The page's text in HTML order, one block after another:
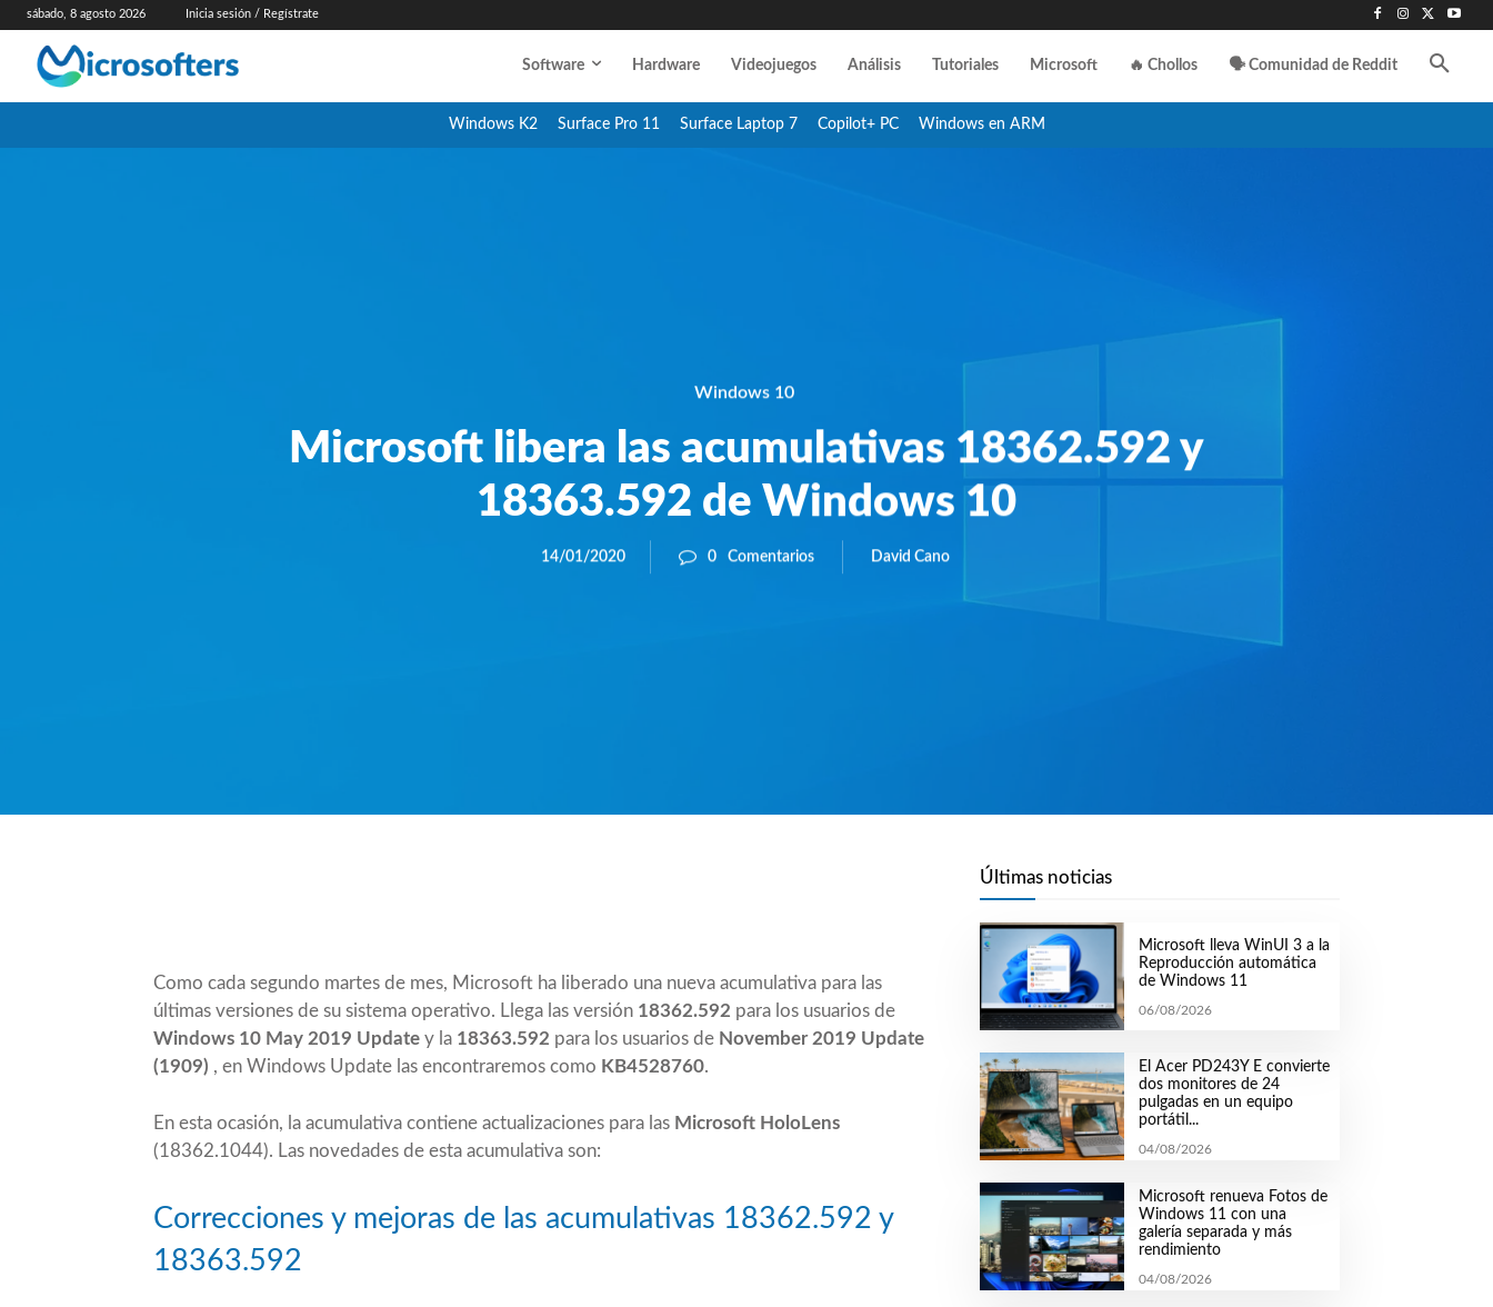
sábado, 8 agosto 2026 Inicia sesión / Regístrate
Software Hardware Videojuegos Análisis Tutoriales Microsoft 🔥 Chollos 🗣️ Comunidad de Reddit
Windows K2 Surface Pro 11 Surface Laptop 7 Copilot+ PC Windows en ARM
Windows 10
Microsoft libera las acumulativas 18362.592 y
18363.592 de Windows 10
14/01/2020 0 Comentarios David Cano
Como cada segundo martes de mes, Microsoft ha liberado una nueva acumulativa para las
últimas versiones de su sistema operativo. Llega las versión 18362.592 para los usuarios de
Windows 10 May 2019 Update y la 18363.592 para los usuarios de November 2019 Update
(1909) , en Windows Update las encontraremos como KB4528760.
En esta ocasión, la acumulativa contiene actualizaciones para las Microsoft HoloLens
(18362.1044). Las novedades de esta acumulativa son:
Correcciones y mejoras de las acumulativas 18362.592 y
18363.592
Últimas noticias
Microsoft lleva WinUI 3 a la
Reproducción automática
de Windows 11
06/08/2026
El Acer PD243Y E convierte
dos monitores de 24
pulgadas en un equipo
portátil...
04/08/2026
Microsoft renueva Fotos de
Windows 11 con una
galería separada y más
rendimiento
04/08/2026